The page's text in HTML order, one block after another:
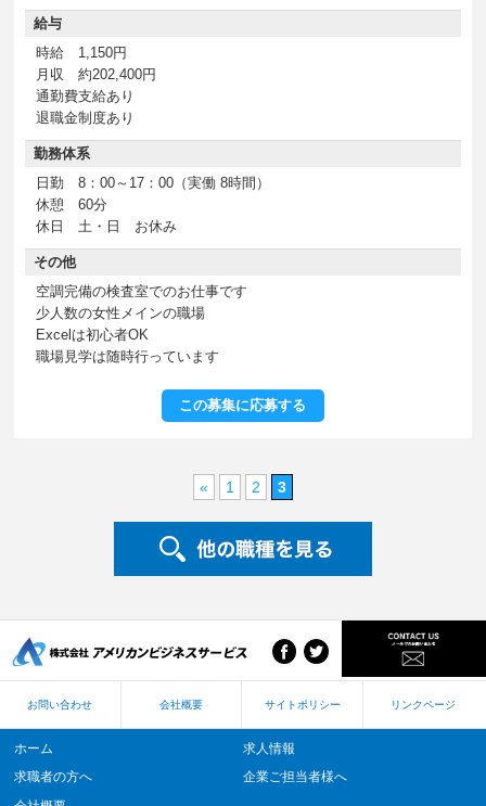
給与
時給 1,150円
月収 約202,400円
通勤費支給あり
退職金制度あり
勤務体系
日勤 8：00～17：00（実働 8時間）
休憩 60分
休日 土・日 お休み
その他
空調完備の検査室でのお仕事です
少人数の女性メインの職場
Excelは初心者OK
職場見学は随時行っています
この募集に応募する
« 1 2 3
お問い合わせ 会社概要 サイトポリシー リンクページ
ホーム
求人情報
求職者の方へ
企業ご担当者様へ